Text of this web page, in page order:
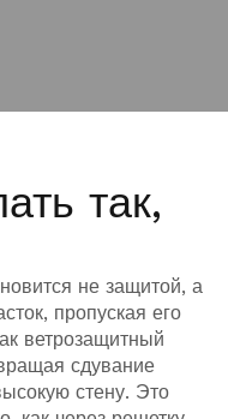
так,
не защитой, а
пропуская его
ветрозащитный
сдувание
стену. Это